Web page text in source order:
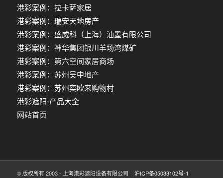
港彩案例：拉卡萨家居
港彩案例：瑞安天地房产
港彩案例：盛威科（上海）油墨有限公司
港彩案例：神华集团银川羊场湾煤矿
港彩案例：第六空间家居商场
港彩案例：苏州吴中地产
港彩案例：苏州奕欧来购物村
港彩遮阳-产品大全
网站首页
© 版权所有 2003 - 上海港彩遮阳设备有限公司 沪ICP备05033102号-1